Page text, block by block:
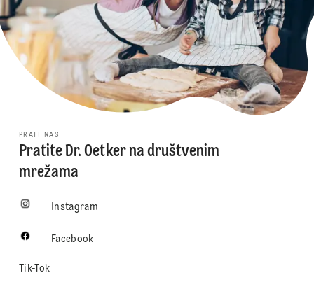
PRATI NAS
Pratite Dr. Oetker na društvenim
mrežama
Instagram
Facebook
Tik-Tok